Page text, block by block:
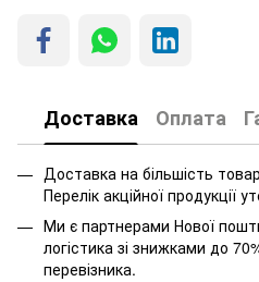
Доставка Оплата
Доставка на більшість
Перелік акційної продукції
Ми є партнерами Нової
логістика зі знижками до
перевізника.